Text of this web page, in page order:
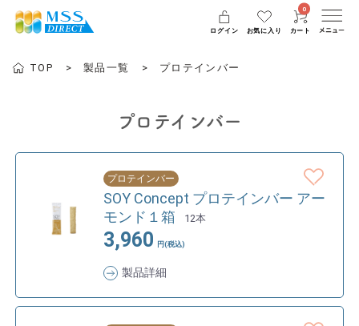
ログイン お気に入り
0
カート
TOP 製品一覧 プロテインバー
プロテインバー
プロテインバー
SOY Concept プロテインバー アー
モンド１箱
12本
3,960 円(税込)
製品詳細